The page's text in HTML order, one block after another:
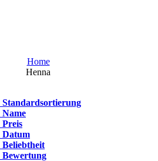
Home
Henna
Standardsortierung
Name
Preis
Datum
Beliebtheit
Bewertung